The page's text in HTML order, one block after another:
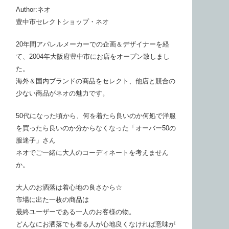
Author:ネオ
豊中市セレクトショップ・ネオ
20年間アパレルメーカーでの企画＆デザイナーを経
て、2004年大阪府豊中市にお店をオープン致しまし
た。
海外＆国内ブランドの商品をセレクト、他店と競合の
少ない商品がネオの魅力です。
50代になった頃から、何を着たら良いのか何処で洋服
を買ったら良いのか分からなくなった「オーバー50の
服迷子」さん
ネオでご一緒に大人のコーディネートを考えません
か。
大人のお洒落は着心地の良さから☆
市場に出た一枚の商品は
最終ユーザーである一人のお客様の物。
どんなにお洒落でも着る人が心地良くなければ意味が